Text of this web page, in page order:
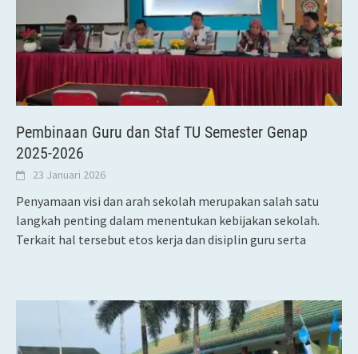
Pembinaan Guru dan Staf TU Semester Genap
2025-2026
23 Januari 2026
Penyamaan visi dan arah sekolah merupakan salah satu
langkah penting dalam menentukan kebijakan sekolah.
Terkait hal tersebut etos kerja dan disiplin guru serta